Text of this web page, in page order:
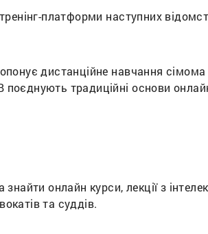
платформи наступних
дистанційне навчання
поєднують традиційні основи
онлайн курси, лекції з
та суддів.